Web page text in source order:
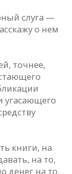
слуга —
о нем
точнее,
угасающего
книги, на
на то,
денег на то,